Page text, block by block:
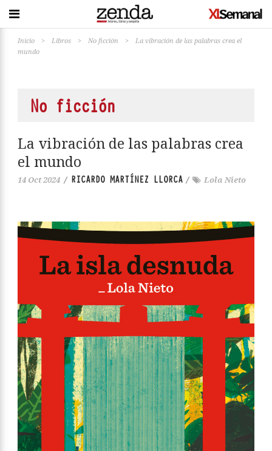
Inicio > Libros > No ficción >
La vibración de las palabras crea el
mundo
No ficción
La vibración de las palabras crea
el mundo
14 Oct 2024 / RICARDO MARTÍNEZ LLORCA / Lola Nieto